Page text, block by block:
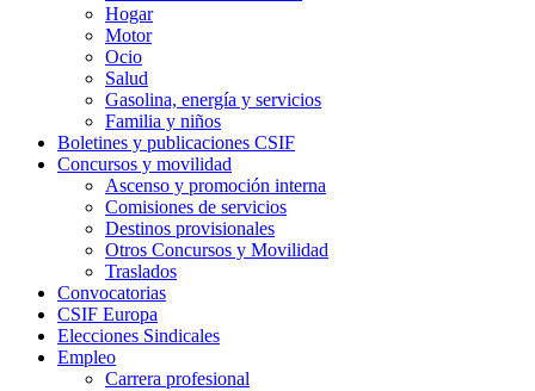
Hogar
Motor
Ocio
Salud
Gasolina, energía y servicios
Familia y niños
Boletines y publicaciones CSIF
Concursos y movilidad
Ascenso y promoción interna
Comisiones de servicios
Destinos provisionales
Otros Concursos y Movilidad
Traslados
Convocatorias
CSIF Europa
Elecciones Sindicales
Empleo
Carrera profesional